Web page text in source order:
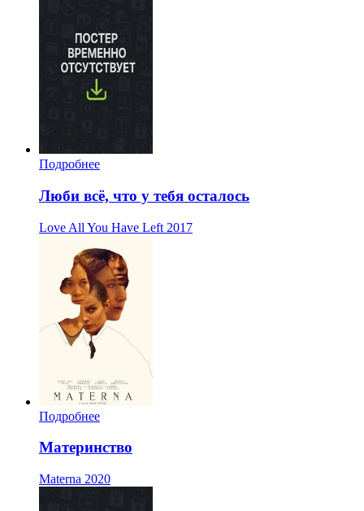
Подробнее
Люби всё, что у тебя осталось
Love All You Have Left 2017
Подробнее
Материнство
Materna 2020